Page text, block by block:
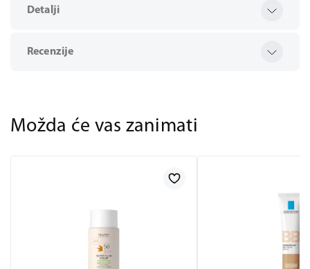
Detalji
Recenzije
Možda će vas zanimati